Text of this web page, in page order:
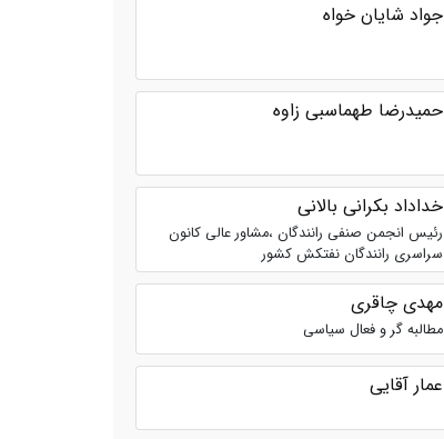
جواد شایان خواه
حمیدرضا طهماسبی زاوه
خداداد بکرانی بالانی
رئیس انجمن صنفی رانندگان ،مشاور عالی کانون
سراسری رانندگان نفتکش کشور
مهدی چاقری
مطالبه گر و فعال سیاسی
عمار آقایی